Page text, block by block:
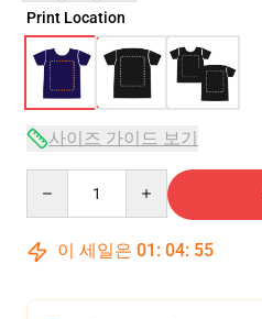
Print Location
사이즈 가이드 보기
이 세일은 01 : 04: 54